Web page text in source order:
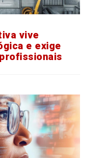
vive
e exige